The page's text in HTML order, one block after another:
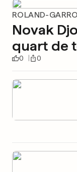
ROLAND-
Novak
quart de
0 0